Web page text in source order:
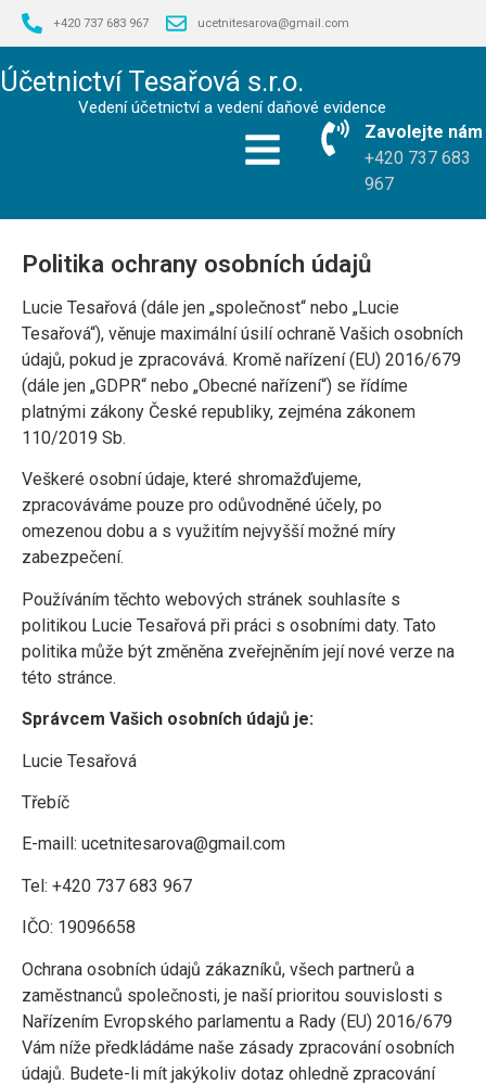
+420 737 683 967 ucetnitesarova@gmail.com
Účetnictví Tesařová s.r.o.
Vedení účetnictví a vedení daňové evidence
Zavolejte nám
+420 737 683
967
Politika ochrany osobních údajů
Lucie Tesařová (dále jen „společnost“ nebo „Lucie
Tesařová“), věnuje maximální úsilí ochraně Vašich osobních
údajů, pokud je zpracovává. Kromě nařízení (EU) 2016/679
(dále jen „GDPR“ nebo „Obecné nařízení“) se řídíme
platnými zákony České republiky, zejména zákonem
110/2019 Sb.
Veškeré osobní údaje, které shromažďujeme,
zpracováváme pouze pro odůvodněné účely, po
omezenou dobu a s využitím nejvyšší možné míry
zabezpečení.
Používáním těchto webových stránek souhlasíte s
politikou Lucie Tesařová při práci s osobními daty. Tato
politika může být změněna zveřejněním její nové verze na
této stránce.
Správcem Vašich osobních údajů je:
Lucie Tesařová
Třebíč
E-maill: ucetnitesarova@gmail.com
Tel: +420 737 683 967
IČO: 19096658
Ochrana osobních údajů zákazníků, všech partnerů a
zaměstnanců společnosti, je naší prioritou souvislosti s
Nařízením Evropského parlamentu a Rady (EU) 2016/679
Vám níže předkládáme naše zásady zpracování osobních
údajů. Budete-li mít jakýkoliv dotaz ohledně zpracování